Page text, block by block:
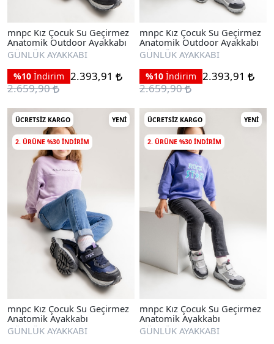
mnpc Kız Çocuk Su Geçirmez
Anatomik Outdoor Ayakkabı
GÜNLÜK AYAKKABI
%10 İndirim 2.393,91
2.659,90
mnpc Kız Çocuk Su Geçirmez
Anatomik Outdoor Ayakkabı
GÜNLÜK AYAKKABI
%10 İndirim 2.393,91
2.659,90
ÜCRETSIZ KARGO YENI
2. ÜRÜNE %30 INDIRIM
mnpc Kız Çocuk Su Geçirmez
Anatomik Ayakkabı
GÜNLÜK AYAKKABI
ÜCRETSIZ KARGO YENI
2. ÜRÜNE %30 INDIRIM
mnpc Kız Çocuk Su Geçirmez
Anatomik Ayakkabı
GÜNLÜK AYAKKABI